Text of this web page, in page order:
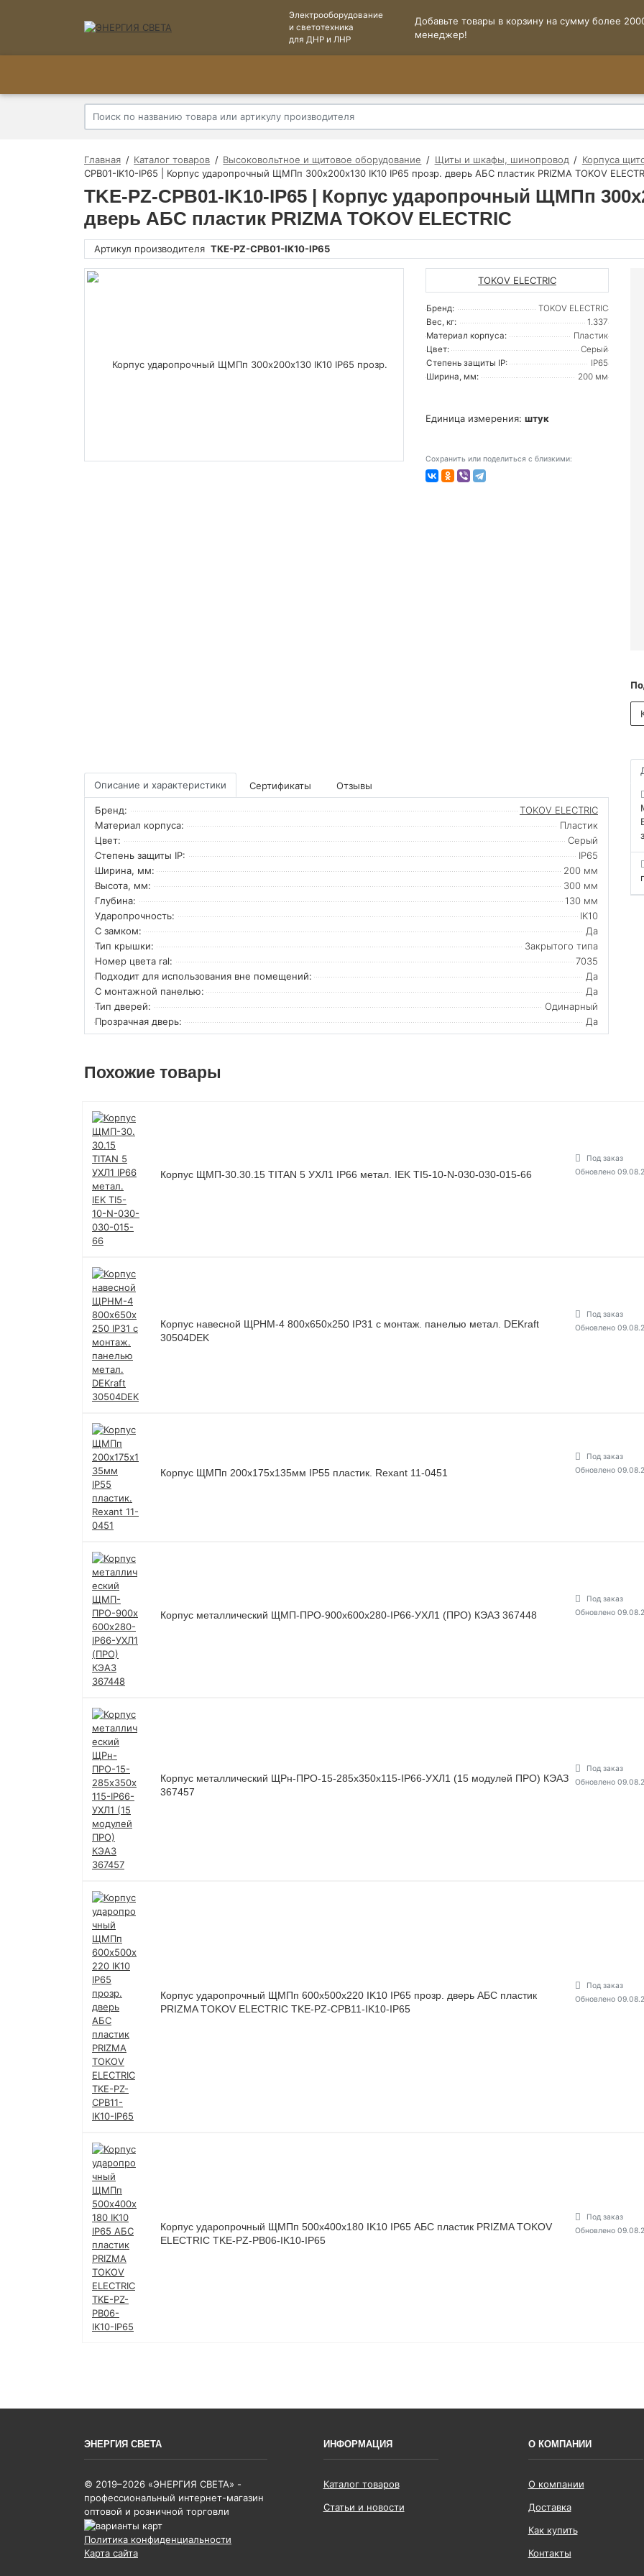
Электрооборудование
и светотехника
для ДНР и ЛНР
Добавьте товары в корзину на сумму более
менеджер!
Главная Каталог товаров Высоковольтное и щитовое оборудование Щиты и шкафы, шинопровод Корпуса
CPB01-IK10-IP65 | Корпус ударопрочный ЩМПп 300х200х130 IK10 IP65 прозр. дверь АБС пластик PRIZMA TOKOV
TKE-PZ-CPB01-IK10-IP65 | Корпус ударопрочный ЩМПп
дверь АБС пластик PRIZMA TOKOV ELECTRIC
Артикул производителя TKE-PZ-CPB01-IK10-IP65
TOKOV ELECTRIC
Бренд:
TOKOV ELECTRIC
Вес, кг:
1.337
Материал корпуса:
Пластик
Цвет:
Серый
Степень защиты IP:
IP65
Ширина, мм:
200 мм
Единица измерения: штук
Сохранить или поделиться с близкими:
Описание и характеристики Сертификаты Отзывы
Бренд:
TOKOV ELECTRIC
Материал корпуса:
Пластик
Цвет:
Серый
Степень защиты IP:
IP65
Ширина, мм:
200 мм
Высота, мм:
300 мм
Глубина:
130 мм
Ударопрочность:
IK10
С замком:
Да
Тип крышки:
Закрытого типа
Номер цвета ral:
7035
Подходит для использования вне помещений:
Да
С монтажной панелью:
Да
Тип дверей:
Одинарный
Прозрачная дверь:
Да
Похожие товары
Корпус ЩМП-30.30.15 TITAN 5 УХЛ1 IP66 метал. IEK TI5-10-N-030-030-015-66
Под заказ
Обновлено
Корпус навесной ЩРНМ-4 800х650х250 IP31 с монтаж. панелью метал. DEKraft
30504DEK
Под заказ
Обновлено
Корпус ЩМПп 200х175х135мм IP55 пластик. Rexant 11-0451
Под заказ
Обновлено
Корпус металлический ЩМП-ПРО-900х600х280-IP66-УХЛ1 (ПРО) КЭАЗ 367448
Под заказ
Обновлено
Корпус металлический ЩРн-ПРО-15-285х350х115-IP66-УХЛ1 (15 модулей ПРО) КЭАЗ
367457
Под заказ
Обновлено
Корпус ударопрочный ЩМПп 600х500х220 IK10 IP65 прозр. дверь АБС пластик
PRIZMA TOKOV ELECTRIC TKE-PZ-CPB11-IK10-IP65
Под заказ
Обновлено
Корпус ударопрочный ЩМПп 500х400х180 IK10 IP65 АБС пластик PRIZMA TOKOV
ELECTRIC TKE-PZ-PB06-IK10-IP65
Под заказ
Обновлено
ЭНЕРГИЯ СВЕТА
© 2019–2026 «ЭНЕРГИЯ СВЕТА» -
профессиональный интернет-магазин
оптовой и розничной торговли
Политика конфиденциальности
Карта сайта
ИНФОРМАЦИЯ
Каталог товаров
Статьи и новости
О КОМПАНИИ
О компании
Доставка
Как купить
Контакты